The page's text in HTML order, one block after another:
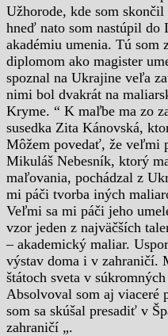
Užhorode, kde som
hneď nato som nastúpil do
akadémiu umenia. Tú som
diplomom ako magister
spoznal na Ukrajine veľa
nimi bol dvakrát na
Kryme. “ K maľbe ma zo
susedka Zita Kánovská,
Môžem povedať, že veľmi
Mikuláš Nebesník, ktorý
maľovania, pochádzal z
mi páči tvorba iných
Veľmi sa mi páči jeho
vzor jeden z najväčších
– akademický maliar.
výstav doma i v zahraničí.
štátoch sveta v
Absolvoval som aj viaceré
som sa skúšal presadiť v
zahraničí „.